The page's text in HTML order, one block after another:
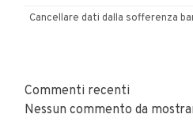
Cancellare dati dalla sofferenza
Commenti recenti
Nessun commento da